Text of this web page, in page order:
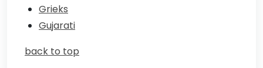
Grieks
Gujarati
back to top